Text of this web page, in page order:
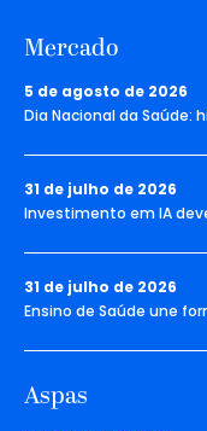
Mercado
5 de agosto de 2026
Dia Nacional da Saúde:
31 de julho de 2026
Investimento em IA
31 de julho de 2026
Ensino de Saúde une
Aspas